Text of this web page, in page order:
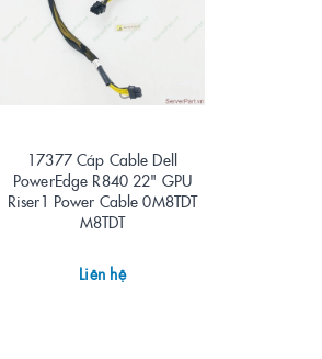
17377 Cáp Cable Dell
PowerEdge R840 22" GPU
Riser1 Power Cable 0M8TDT
M8TDT
Liên hệ